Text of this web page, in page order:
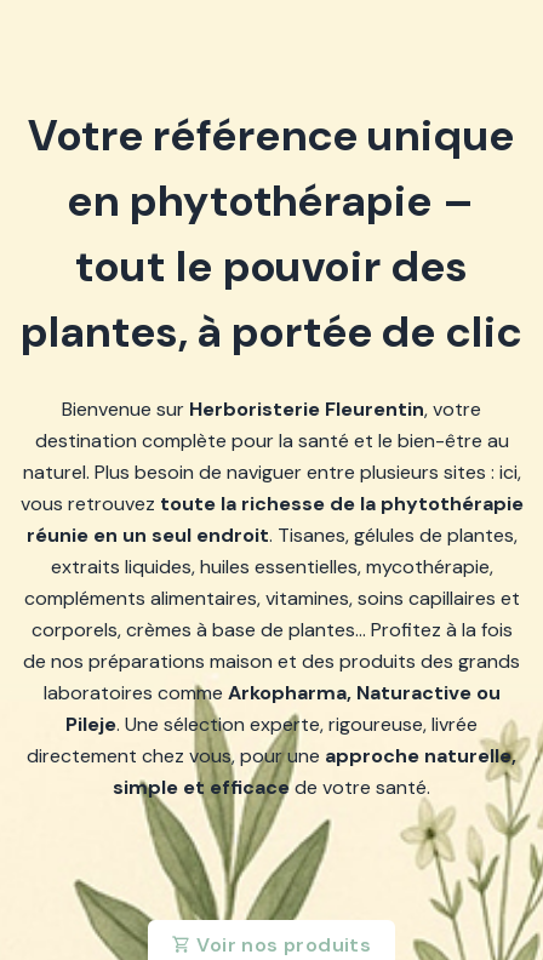
Votre référence unique
en phytothérapie –
tout le pouvoir des
plantes, à portée de clic
Bienvenue sur Herboristerie Fleurentin, votre
destination complète pour la santé et le bien-être au
naturel. Plus besoin de naviguer entre plusieurs sites : ici,
vous retrouvez toute la richesse de la phytothérapie
réunie en un seul endroit. Tisanes, gélules de plantes,
extraits liquides, huiles essentielles, mycothérapie,
compléments alimentaires, vitamines, soins capillaires et
corporels, crèmes à base de plantes… Profitez à la fois
de nos préparations maison et des produits des grands
laboratoires comme Arkopharma, Naturactive ou
Pileje. Une sélection experte, rigoureuse, livrée
directement chez vous, pour une approche naturelle,
simple et efficacede votre santé.
Voir nos produits